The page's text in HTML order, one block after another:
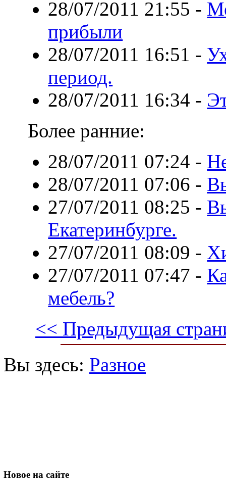
28/07/2011 21:55 -
прибыли
28/07/2011 16:51 -
период.
28/07/2011 16:34 -
Более ранние:
28/07/2011 07:24 -
28/07/2011 07:06 -
27/07/2011 08:25 -
Екатеринбурге.
27/07/2011 08:09 -
27/07/2011 07:47 -
мебель?
<< Предыдущая
Вы здесь: Разное
Новое на сайте